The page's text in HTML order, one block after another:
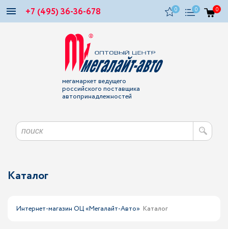
+7 (495) 36-36-678 0 0 0
мегамаркет ведущего
российского поставщика
автопринадлежностей
Каталог
Интернет-магазин ОЦ «Мегалайт-Авто» Каталог